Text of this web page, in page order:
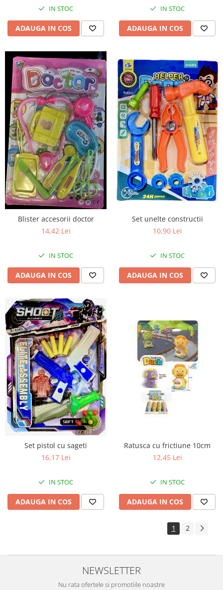
IN STOC
ADAUGA IN COS
IN STOC
ADAUGA IN COS
Blister accesorii doctor
14,42 Lei
IN STOC
ADAUGA IN COS
Set unelte constructii
10,90 Lei
IN STOC
ADAUGA IN COS
Set pistol cu sageti
16,17 Lei
IN STOC
ADAUGA IN COS
Ratusca cu frictiune 10cm
12,45 Lei
IN STOC
ADAUGA IN COS
1 2
NEWSLETTER
Nu rata ofertele si promotiile noastre